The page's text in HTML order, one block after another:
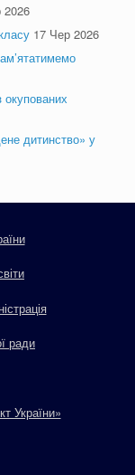
2026
17 Чер 2026
дитинство» у
ради
України»